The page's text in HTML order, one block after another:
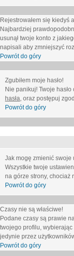
Rejestrowałem się kiedyś
Najbardziej
usunął twoje konto z
napisali aby zmniejszyć
Powrót do góry
Zgubiłem moje hasło!
Nie panikuj! Twoje
hasła, oraz postępuj
Powrót do góry
Jak mogę zmienić swoje
Wszystkie twoje
na górze strony, chociaż
Powrót do góry
Czasy nie są właściwe!
Podane czasy są prawie
twojego profilu,
jedynie przez
Powrót do góry